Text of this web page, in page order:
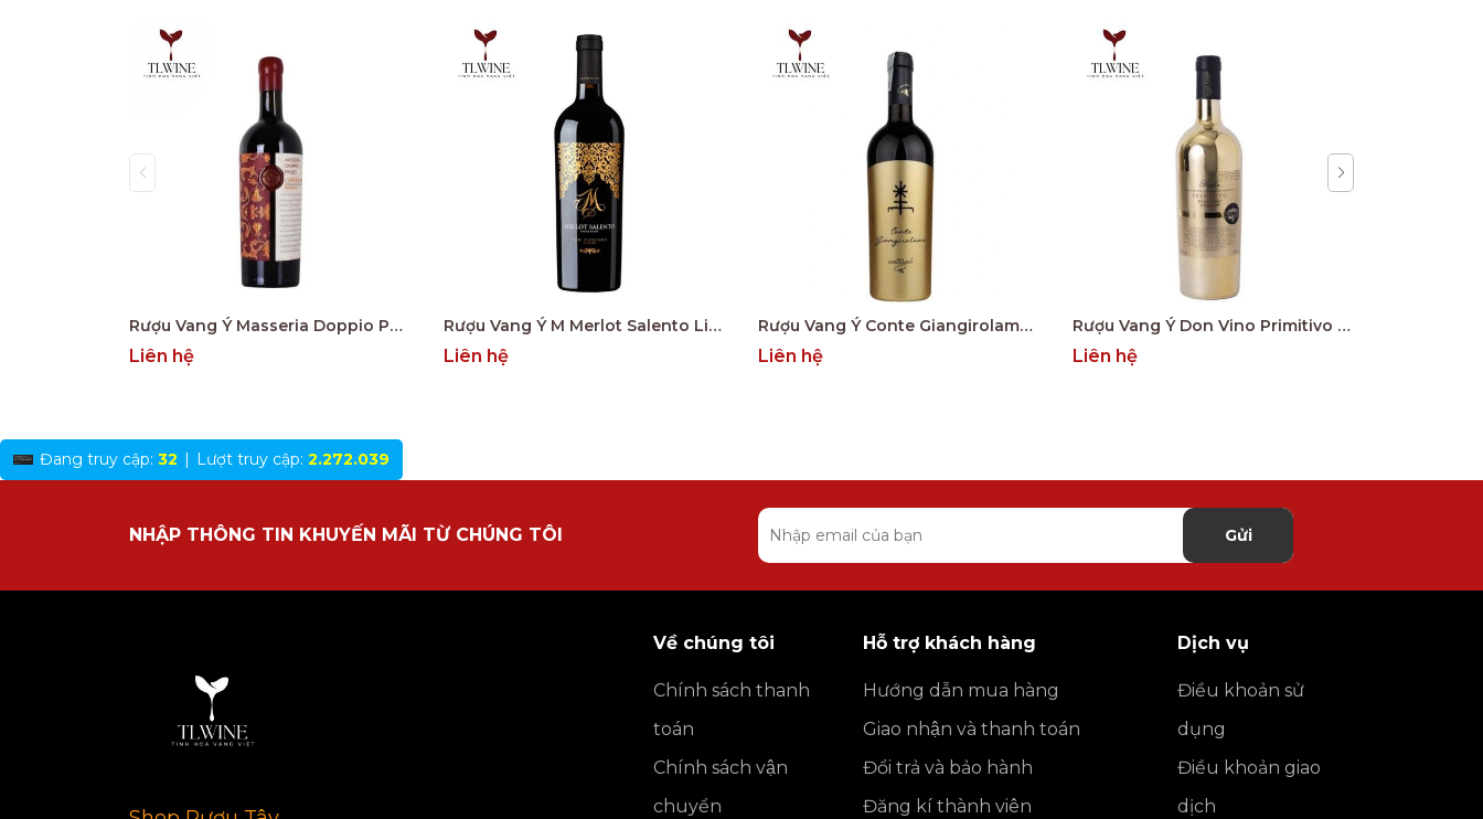
Rượu Vang Ý Masseria Doppio Passo Copertino Riserva 14% Negroamaro
Liên hệ
Rượu Vang Ý M Merlot Salento Limited Edition
Liên hệ
Rượu Vang Ý Conte Giangirolamo Gold Edition
Liên hệ
Rượu Vang Ý Don Vino Primitivo Gold
Liên hệ
Đang truy cập: 32 | Lượt truy cập: 2.272.039
NHẬP THÔNG TIN KHUYẾN MÃI TỪ CHÚNG TÔI Gửi
Về chúng tôi
Chính sách thanh
toán
Chính sách vận
chuyển
Hỗ trợ khách hàng
Hướng dẫn mua hàng
Giao nhận và thanh toán
Đổi trả và bảo hành
Đăng kí thành viên
Dịch vụ
Điều khoản sử
dụng
Điều khoản giao
dịch